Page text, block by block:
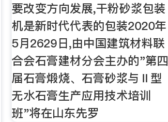
要改变方向发展,干粉砂浆包装
机是新时代代表的包装2020年
5月2629日,由中国建筑材料联
合会石膏建材分会主办的"第四
届石膏煅烧、石膏砂浆与Ⅱ型
无水石膏生产应用技术培训
班"将在山东先罗